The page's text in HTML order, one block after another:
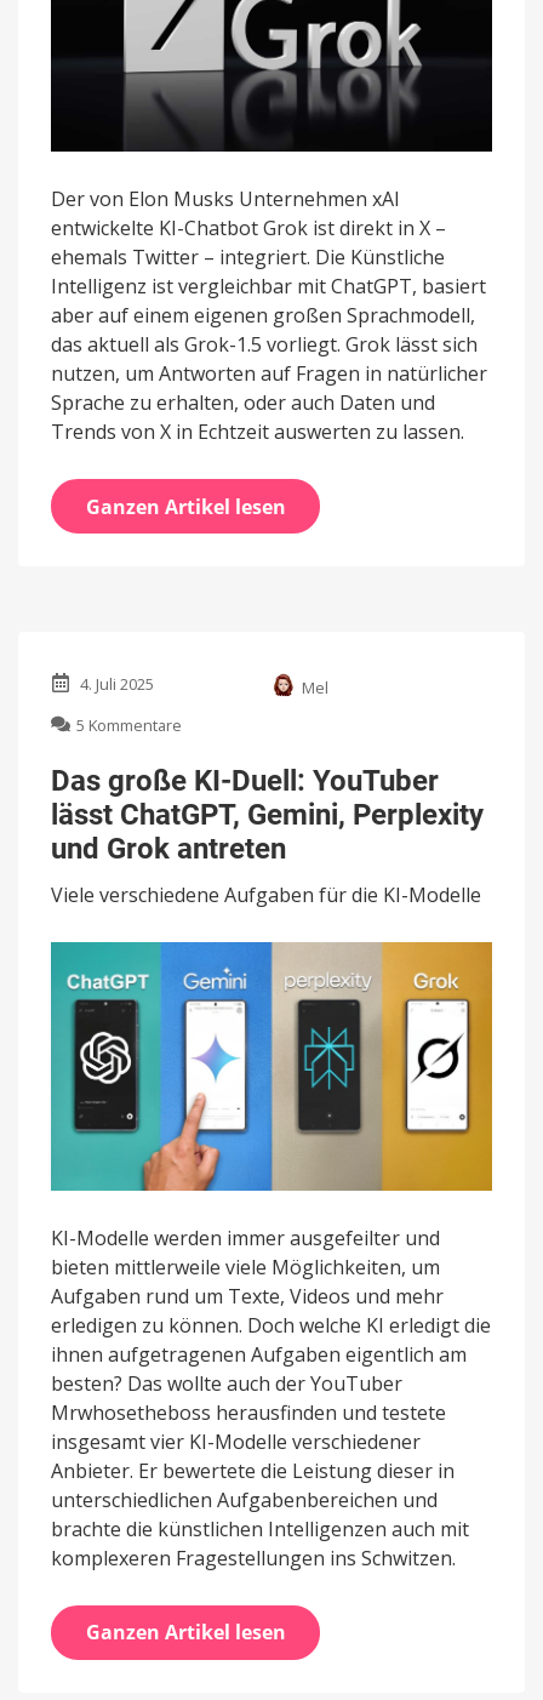
Der von Elon Musks Unternehmen xAI
entwickelte KI-Chatbot Grok ist direkt in X –
ehemals Twitter – integriert. Die Künstliche
Intelligenz ist vergleichbar mit ChatGPT, basiert
aber auf einem eigenen großen Sprachmodell,
das aktuell als Grok-1.5 vorliegt. Grok lässt sich
nutzen, um Antworten auf Fragen in natürlicher
Sprache zu erhalten, oder auch Daten und
Trends von X in Echtzeit auswerten zu lassen.
Ganzen Artikel lesen
4. Juli 2025
Mel
5 Kommentare
große
KI-
Duell:
YouTuber
lässt
ChatGPT,
Grok
antreten
Das große KI-Duell: YouTuber
lässt ChatGPT, Gemini, Perplexity
und Grok antreten
Viele verschiedene Aufgaben für die KI-Modelle
KI-Modelle werden immer ausgefeilter und
bieten mittlerweile viele Möglichkeiten, um
Aufgaben rund um Texte, Videos und mehr
erledigen zu können. Doch welche KI erledigt die
ihnen aufgetragenen Aufgaben eigentlich am
besten? Das wollte auch der YouTuber
Mrwhosetheboss herausfinden und testete
insgesamt vier KI-Modelle verschiedener
Anbieter. Er bewertete die Leistung dieser in
unterschiedlichen Aufgabenbereichen und
brachte die künstlichen Intelligenzen auch mit
komplexeren Fragestellungen ins Schwitzen.
Ganzen Artikel lesen